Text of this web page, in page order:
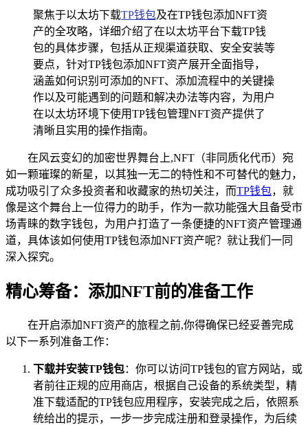
聚焦于以太坊下载TP钱包及在TP钱包添加NFT资
产的全攻略，详细介绍了在以太坊平台下载TP钱
包的具体步骤，包括从正规渠道获取、安全安装等
要点，针对TP钱包添加NFT资产展开全面指导，
涵盖如何识别可添加的NFT、添加流程中的关键操
作以及可能遇到的问题和解决办法等内容，为用户
在以太坊环境下使用TP钱包管理NFT资产提供了
清晰且实用的操作指南。
在风云变幻的加密世界舞台上,NFT（非同质化代币）宛
如一颗璀璨的新星，以其独一无二的特性和不可替代的魅力，
成功吸引了众多投资者和收藏家的热切关注，而TP钱包，就
像是这个舞台上一位得力的助手，作为一款功能强大且备受市
场青睐的数字钱包，为用户打造了一条便捷的NFT资产管理通
道，具体该如何使用TP钱包添加NFT资产呢？就让我们一同
深入探究。
精心筹备：添加NFT前的准备工作
在开启添加NFT资产的旅程之前,你得确保已经妥善完成
以下一系列准备工作：
下载并安装TP钱包：你可以访问TP钱包的官方网站，或
者前往正规的应用商店，根据自己设备的系统类型，精
准下载适配的TP钱包应用程序，安装完成之后，依照系
统给出的提示，一步一步完成注册和登录操作，为后续